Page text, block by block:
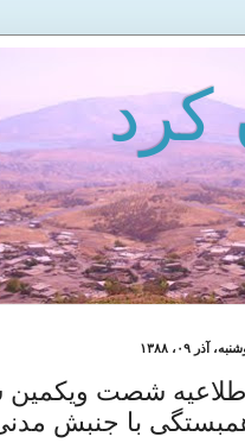
كرد
آذر ۰۹، ۱۳۸۸
شصت
با جنبش